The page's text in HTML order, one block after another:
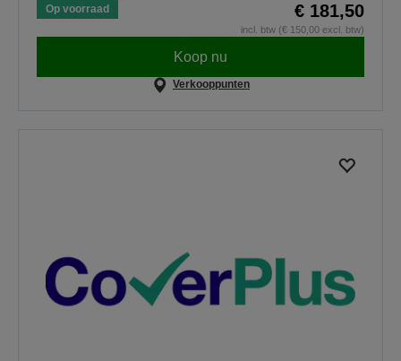
Op voorraad € 181,50
incl. btw (€ 150,00 excl. btw)
Koop nu
Verkooppunten